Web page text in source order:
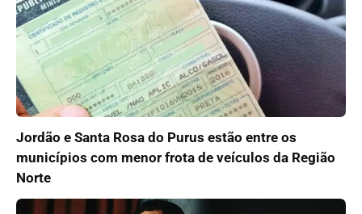
Jordão e Santa Rosa do Purus estão entre os
municípios com menor frota de veículos da Região
Norte